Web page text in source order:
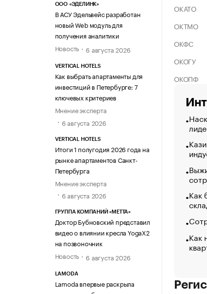
ООО «ЭДЕЛИНК»
В АСУ Эдельвейс разработан
новый Web модуль для
получения аналитики
Новость
6 августа 2026
VERTICAL HOTELS
Как выбрать апартаменты для
инвестиций в Петербурге: 7
ключевых критериев
Мнение эксперта
6 августа 2026
VERTICAL HOTELS
Итоги 1 полугодия 2026 года на
рынке апартаментов Санкт-
Петербурга
Мнение эксперта
6 августа 2026
ГРУППА КОМПАНИЙ «МЕТТА»
Доктор Бубновский представил
видео о влиянии кресла YogaX2
на позвоночник
Новость
6 августа 2026
LAMODA
Lamoda впервые раскрыла
ОКАТО
ОКТМО
ОКФС
ОКОГУ
ОКОПФ
Как
Как